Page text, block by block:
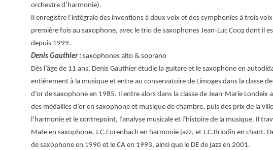
orchestre d’harmonie).
Il enregistre l’intégrale des inventions à deux voix et des symphonies à trois
première fois au saxophone, avec le trio de saxophones Jean-Luc Cocq dont il
depuis 1999.
Denis Gauthier : saxophones alto & soprano
Dès l’âge de 11 ans, Denis Gauthier étudie la guitare et le saxophone en
entièrement à la musique et entre au conservatoire de Limoges dans la classe
d’or de saxophone en 1985. Il entre alors dans la classe de Jean-Marie Londeix
des médailles d’or en saxophone et musique de chambre, puis des prix de la
l’harmonie et le contrepoint, l’analyse musicale et l’histoire de la musique. Il
Mate en saxophone, J.C.Forenbach en harmonie jazz, et J.C.Briodin en chant.
de saxophone en 1990 et le CA en 1993, ainsi que le DE de jazz en 2001.